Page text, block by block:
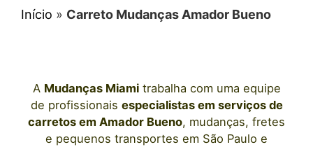
Início » Carreto Mudanças Amador Bueno
A Mudanças Miamitrabalha com uma equipe
de profissionais especialistas em serviços de
carretos em Amador Bueno, mudanças, fretes
e pequenos transportes em São Paulo e